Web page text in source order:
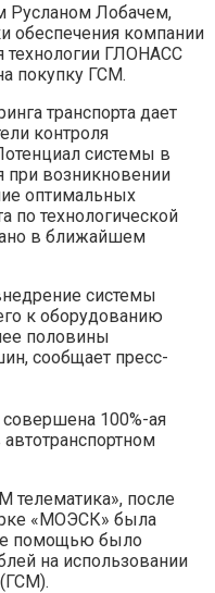
Русланом Лобачем,
обеспечения компании
ГЛОНАСС
покупку ГСМ.
транспорта дает
контроля
системы в
при возникновении
оптимальных
по технологической
в ближайшем
системы
к оборудованию
половины
сообщает пресс-
совершена 100%-ая
телематика», после
«МОЭСК» была
помощью было
на использовании